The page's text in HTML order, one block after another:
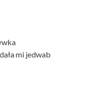
mi jedwab